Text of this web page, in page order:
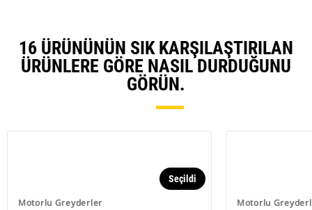
16 ÜRÜNÜNÜN SIK KARŞILAŞTIRILAN
ÜRÜNLERE GÖRE NASIL DURDUĞUNU
GÖRÜN.
Motorlu Greyderler
Seçildi
Motorlu